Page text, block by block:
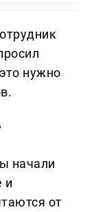
нужно
начали
и
от